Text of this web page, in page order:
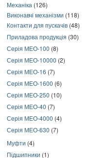
Механіка (126)
Виконавчі механізми (118)
Контакти для пускачів (48)
Приладова продукція (30)
Серія МЕО-100 (8)
Серія МЕО-10000 (2)
Серія МЕО-16 (7)
Серія МЕО-1600 (6)
Серія МЕО-250 (10)
Серія МЕО-40 (7)
Серія МЕО-4000 (4)
Серія МЕО-630 (7)
Муфти (4)
Підшипники (1)